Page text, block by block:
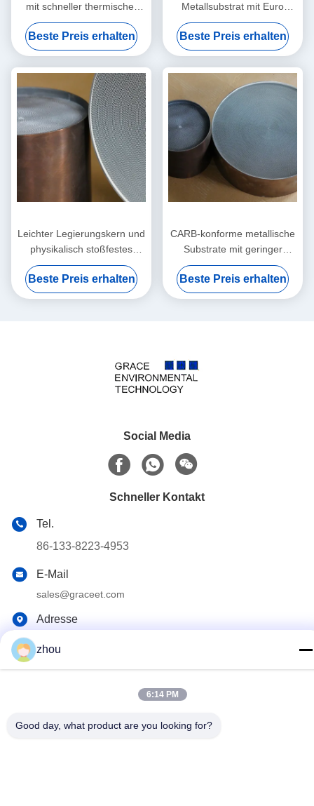
mit schneller thermischer
Reaktion für
Hochleistungsabgassysteme
Beste Preis erhalten
Metallsubstrat mit Euro
2/3/4/5/6 Konformität und
anpassbarer Zelldichte
Beste Preis erhalten
Leichter Legierungskern und
physikalisch stoßfestes
Metallsubstrat mit extrem
niedrigem Gegendruck zur
Emissionskontrolle
Beste Preis erhalten
CARB-konforme metallische
Substrate mit geringer
thermischer Masse für
umweltfreundliche
Tuningfahrzeuge
Beste Preis erhalten
Social Media
Schneller Kontakt
Tel.
86-133-8223-4953
E-Mail
sales@graceet.com
Adresse
Jiangsu-Provinz, China
Datenschutzrichtlinie |
2021-2026 Wuxi Grace Environmental Technology CO,.LTD Alle
zhou
6:14 PM
Good day, what product are you looking for?